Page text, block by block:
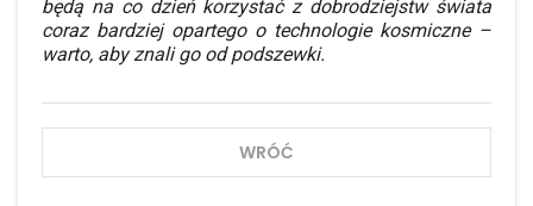
będą na co dzień korzystać z dobrodziejstw świata
coraz bardziej opartego o technologie kosmiczne –
warto, aby znali go od podszewki.
WRÓĆ